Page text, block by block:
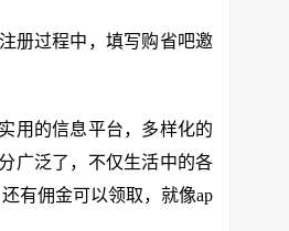
册过程中，填写购省吧邀
用的信息平台，多样化的
广泛了，不仅生活中的各
有佣金可以领取，就像ap